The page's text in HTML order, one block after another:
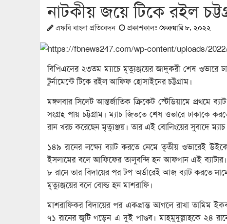
নাটকীয় জয়ে টিকে রইল
এফবি বাংলা প্রতিবেদন প্রকাশকালঃ ফেব্রুয়ারি ৮, ২০২২
বিপিএলের ২৩তম ম্যাচে মৃত্যুঞ্জয়ের জাদুকরী শেষ ওভারে
টুর্নামেন্টে টিকে রইল আফিফ হোসাইনের চট্টগ্রাম।
মঙ্গলবার সিলেট আন্তর্জাতিক ক্রিকেট স্টেডিয়ামে প্রথমে
সংগ্রহ পায় চট্টগ্রাম। ম্যাচ জিততে শেষ ওভারে ঢাকাকে
রান খরচ করেছেন মৃত্যুঞ্জয়। তার এই বোলিংয়ের সুবাদে ম্যাচ
১৪৯ রানের লক্ষ্যে ব্যাট করতে নেমে তৃতীয় ওভারেই
ইসলামের বলে আফিফের তালুবন্দি হন আফগান এই
৮ রানে তার বিদায়ের পর টপ-অর্ডারেই আজ ব্যাট করতে
মৃত্যুঞ্জয়ের বলে বোল্ড হন মাশরাফি।
মাশরাফিকর বিদায়ের পর একপ্রান্ত আগলে রাখা তামিম
৭১ রানের জুটি গড়েন এ দুই পাণ্ডব। মাহমুদুল্লাহকে ২৪